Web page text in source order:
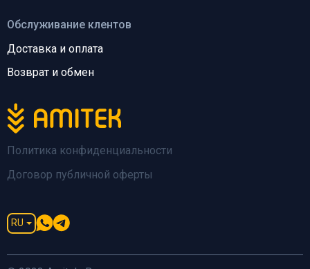
Политика конфиденциальности
Договор публичной оферты
RU
Обслуживание клентов
Доставка и оплата
Возврат и обмен